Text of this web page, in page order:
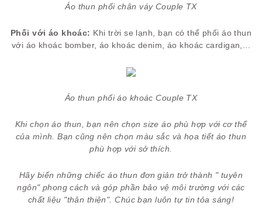
Áo thun phối chân váy Couple TX
Phối với áo khoác: Khi trời se lạnh, bạn có thể phối áo thun
với áo khoác bomber, áo khoác denim, áo khoác cardigan,...
Áo thun phối áo khoác Couple TX
Khi chọn áo thun, bạn nên chọn size áo phù hợp với cơ thể
của mình. Bạn cũng nên chọn màu sắc và họa tiết áo thun
phù hợp với sở thích.
Hãy biến những chiếc áo thun đơn giản trở thành " tuyên
ngôn" phong cách và góp phần bảo vệ môi trường với các
chất liệu "thân thiện". Chúc bạn luôn tự tin tỏa sáng!